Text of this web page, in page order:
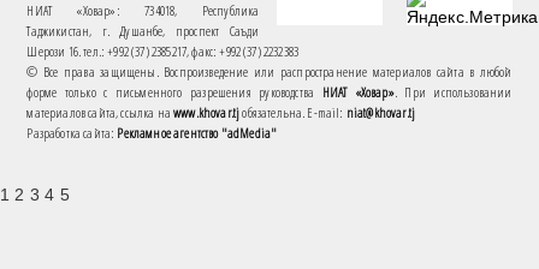
НИАТ «Ховар»: 734018, Республика
Таджикистан, г. Душанбе, проспект Саъди
Шерози 16. тел.: +992 (37) 2385217, факс: +992 (37) 2232383
© Все права защищены. Воспроизведение или распространение материалов сайта в любой
форме только с письменного разрешения руководства НИАТ «Ховар». При использовании
материалов сайта, ссылка наwww.khovar.tjобязательна. E-mail: niat@khovar.tj
Разработка сайта: Рекламное агентство "adMedia"
1 2 3 4 5